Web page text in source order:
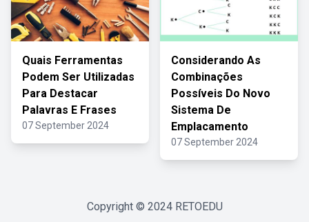
Quais Ferramentas
Podem Ser Utilizadas
Para Destacar
Palavras E Frases
07 September 2024
Considerando As
Combinações
Possíveis Do Novo
Sistema De
Emplacamento
07 September 2024
Copyright © 2024 RETOEDU